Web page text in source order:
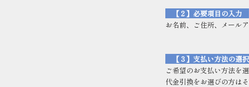
【２】必要項目の入力
お名前、ご住所、メール
【３】支払い方法の選
ご希望のお支払い方法を
代金引換をお選びの方は